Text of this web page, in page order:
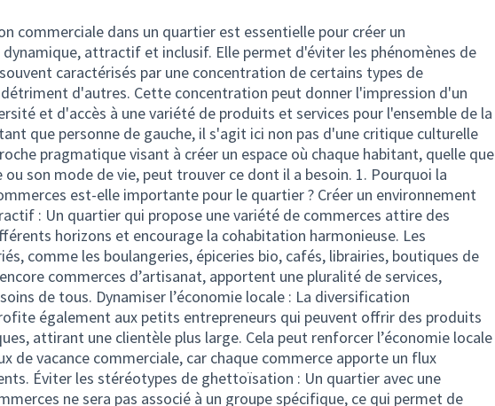
commerciale dans un quartier est essentielle pour créer un
attractif et inclusif. Elle permet d'éviter les phénomènes de
caractérisés par une concentration de certains types de
d'autres. Cette concentration peut donner l'impression d'un
et d'accès à une variété de produits et services pour l'ensemble de la
que personne de gauche, il s'agit ici non pas d'une critique culturelle
pragmatique visant à créer un espace où chaque habitant, quelle que
son mode de vie, peut trouver ce dont il a besoin. 1. Pourquoi la
est-elle importante pour le quartier ? Créer un environnement
: Un quartier qui propose une variété de commerces attire des
horizons et encourage la cohabitation harmonieuse. Les
comme les boulangeries, épiceries bio, cafés, librairies, boutiques de
commerces d’artisanat, apportent une pluralité de services,
de tous. Dynamiser l’économie locale : La diversification
également aux petits entrepreneurs qui peuvent offrir des produits
attirant une clientèle plus large. Cela peut renforcer l’économie locale
de vacance commerciale, car chaque commerce apporte un flux
Éviter les stéréotypes de ghettoïsation : Un quartier avec une
ne sera pas associé à un groupe spécifique, ce qui permet de